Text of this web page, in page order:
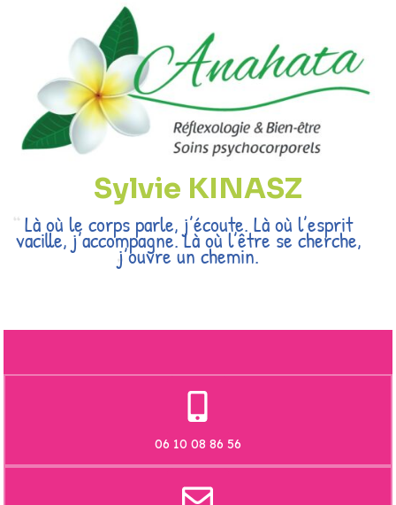
Sylvie KINASZ
Là où le corps parle, j’écoute. Là où l’esprit
vacille, j’accompagne. Là où l’être se cherche,
j’ouvre un chemin.
06 10 08 86 56